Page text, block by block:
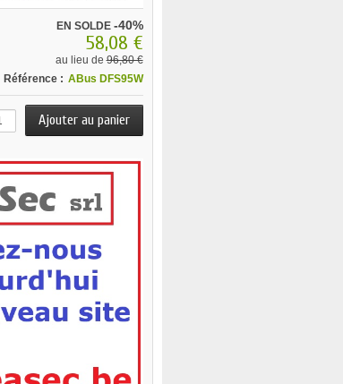
EN SOLDE -40%
58,08 €
au lieu de96,80 €
Référence : ABus DFS95W